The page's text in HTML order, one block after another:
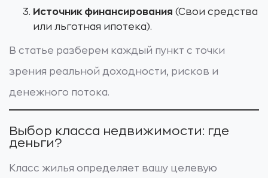
Источник финансирования (Свои средства
или льготная ипотека).
В статье разберем каждый пункт с точки
зрения реальной доходности, рисков и
денежного потока.
Выбор класса недвижимости: где
деньги?
Класс жилья определяет вашу целевую